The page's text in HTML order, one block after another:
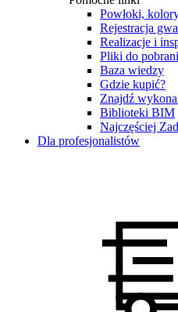
Powłoki,
Rejestracja
Realizacje i
Pliki do
Baza wiedzy
Gdzie kupić?
Znajdź
Biblioteki BIM
Najczęściej
Dla profesjonalistów